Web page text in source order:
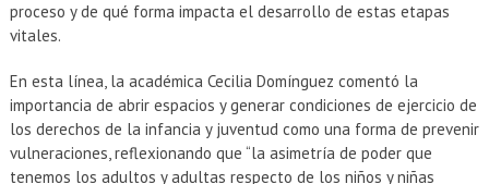
proceso y de qué forma impacta el desarrollo de estas etapas
vitales.
En esta línea, la académica Cecilia Domínguez comentó la
importancia de abrir espacios y generar condiciones de ejercicio de
los derechos de la infancia y juventud como una forma de prevenir
vulneraciones, reflexionando que “la asimetría de poder que
tenemos los adultos y adultas respecto de los niños y niñas